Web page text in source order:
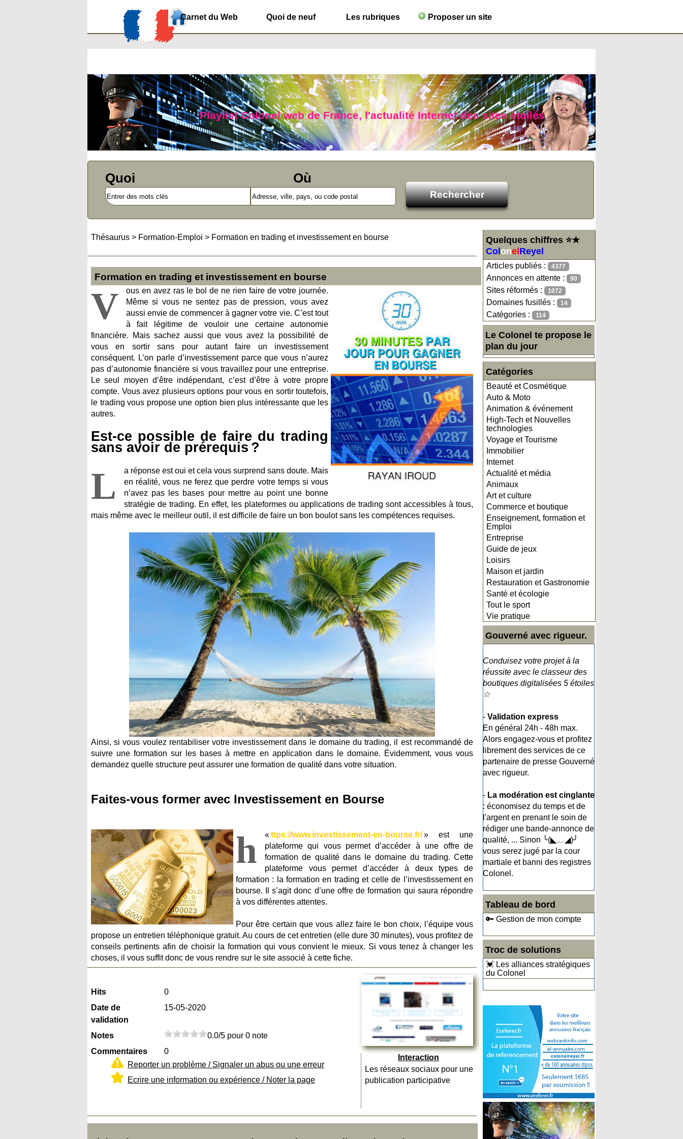
Carnet du Web Quoi de neuf Les rubriques Proposer un site
Playlist Colonel web de France, l'actualité Internet des sites étoilés
Quoi Où
Quelques chiffres ⭐★
Col onel Reyel
Articles publiés : 4377
Annonces en attente : 90
Sites réformés : 1072
Domaines fusillés : 14
Catégories : 114
Le Colonel te propose le
plan du jour
Catégories
Beauté et Cosmétique
Auto & Moto
Animation & événement
High-Tech et Nouvelles
technologies
Voyage et Tourisme
Immobilier
Internet
Actualité et média
Animaux
Art et culture
Commerce et boutique
Enseignement, formation et
Emploi
Entreprise
Guide de jeux
Loisirs
Maison et jardin
Restauration et Gastronomie
Santé et écologie
Tout le sport
Vie pratique
Gouverné avec rigueur.
Conduisez votre projet à la
réussite avec le classeur des
boutiques digitalisées 5 étoiles
☆
- Validation express
En général 24h - 48h max.
Alors engagez-vous et profitez
librement des services de ce
partenaire de presse Gouverné
avec rigueur.
- La modération est cinglante
: économisez du temps et de
l'argent en prenant le soin de
rédiger une bande-annonce de
qualité, ... Sinon ╰(◣﹏◢)╯
vous serez jugé par la cour
martiale et banni des registres
Colonel.
Tableau de bord
🔑 Gestion de mon compte
Troc de solutions
💓 Les alliances stratégiques
du Colonel
Thésaurus > Formation-Emploi > Formation en trading et investissement en bourse
Formation en trading et investissement en bourse
V
ous en avez ras le bol de ne rien faire de votre journée.
Même si vous ne sentez pas de pression, vous avez
aussi envie de commencer à gagner votre vie. C’est tout
à fait légitime de vouloir une certaine autonomie
financière. Mais sachez aussi que vous avez la possibilité de
vous en sortir sans pour autant faire un investissement
conséquent. L’on parle d’investissement parce que vous n’aurez
pas d’autonomie financière si vous travaillez pour une entreprise.
Le seul moyen d’être indépendant, c’est d’être à votre propre
compte. Vous avez plusieurs options pour vous en sortir toutefois,
le trading vous propose une option bien plus intéressante que les
autres.
Est-ce possible de faire du trading
sans avoir de prérequis ?
L
a réponse est oui et cela vous surprend sans doute. Mais
en réalité, vous ne ferez que perdre votre temps si vous
n’avez pas les bases pour mettre au point une bonne
stratégie de trading. En effet, les plateformes ou applications de trading sont accessibles à tous,
mais même avec le meilleur outil, il est difficile de faire un bon boulot sans les compétences requises.
Ainsi, si vous voulez rentabiliser votre investissement dans le domaine du trading, il est recommandé de
suivre une formation sur les bases à mettre en application dans le domaine. Évidemment, vous vous
demandez quelle structure peut assurer une formation de qualité dans votre situation.
Faites-vous former avec Investissement en Bourse
«
h ttps://www.investissement-en-bourse.fr/» est une
plateforme qui vous permet d’accéder à une offre de
formation de qualité dans le domaine du trading. Cette
plateforme vous permet d’accéder à deux types de
formation : la formation en trading et celle de l’investissement en
bourse. Il s’agit donc d’une offre de formation qui saura répondre
à vos différentes attentes.
Pour être certain que vous allez faire le bon choix, l’équipe vous
propose un entretien téléphonique gratuit. Au cours de cet entretien (elle dure 30 minutes), vous profitez de
conseils pertinents afin de choisir la formation qui vous convient le mieux. Si vous tenez à changer les
choses, il vous suffit donc de vous rendre sur le site associé à cette fiche.
Hits
0
Date de
validation
15-05-2020
Notes
0.0/5 pour 0 note
Commentaires
0
Reporter un problème / Signaler un abus ou une erreur
Ecrire une information ou expérience / Noter la page
Interaction
Les réseaux sociaux pour une
publication participative